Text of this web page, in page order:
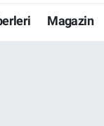
Magazin